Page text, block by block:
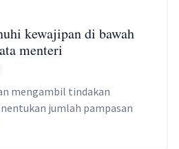
kewajipan di bawah
menteri
mengambil tindakan
jumlah pampasan